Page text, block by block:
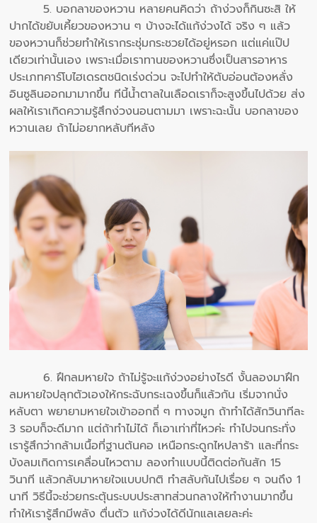
5. บอกลาของหวาน หลายคนคิดว่า ถ้าง่วงก็กินซะสิ ให้
ปากได้ขยับเคี้ยวของหวาน ๆ บ้างจะได้แก้ง่วงได้ จริง ๆ แล้ว
ของหวานก็ช่วยทำให้เรากระชุ่มกระชวยได้อยู่หรอก แต่แค่แป๊ป
เดียวเท่านั้นเอง เพราะเมื่อเราทานของหวานซึ่งเป็นสารอาหาร
ประเภทคาร์โบไฮเดรตชนิดเร่งด่วน จะไปทำให้ตับอ่อนต้องหลั่ง
อินซูลินออกมามากขึ้น ทีนี้น้ำตาลในเลือดเราก็จะสูงขึ้นไปด้วย ส่ง
ผลให้เราเกิดความรู้สึกง่วงนอนตามมา เพราะฉะนั้น บอกลาของ
หวานเลย ถ้าไม่อยากหลับทีหลัง
6. ฝึกลมหายใจ ถ้าไม่รู้จะแก้ง่วงอย่างไรดี งั้นลองมาฝึก
ลมหายใจปลุกตัวเองให้กระฉับกระเฉงขึ้นก็แล้วกัน เริ่มจากนั่ง
หลับตา พยายามหายใจเข้าออกถี่ ๆ ทางจมูก ถ้าทำได้สักวินาทีละ
3 รอบก็จะดีมาก แต่ถ้าทำไม่ได้ ก็เอาเท่าที่ไหวค่ะ ทำไปจนกระทั่ง
เรารู้สึกว่ากล้ามเนื้อที่ฐานต้นคอ เหนือกระดูกไหปลาร้า และที่กระ
บังลมเกิดการเคลื่อนไหวตาม ลองทำแบบนี้ติดต่อกันสัก 15
วินาที แล้วกลับมาหายใจแบบปกติ ทำสลับกันไปเรื่อย ๆ จนถึง 1
นาที วิธีนี้จะช่วยกระตุ้นระบบประสาทส่วนกลางให้ทำงานมากขึ้น
ทำให้เรารู้สึกมีพลัง ตื่นตัว แก้ง่วงได้ดีนักแลเลยละค่ะ